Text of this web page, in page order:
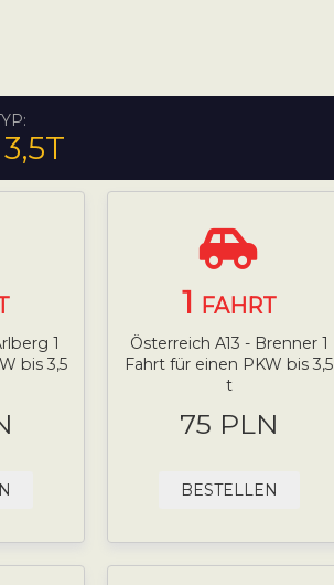
1
bis 3,5
1 FAHRT
Österreich A13 - Brenner 1
Fahrt für einen PKW bis 3,5
t
75 PLN
BESTELLEN